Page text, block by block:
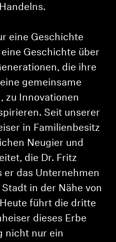
eine Geschichte
Geschichte über
die ihre
gemeinsame
zu Innovationen
Seit unserer
in Familienbesitz
Neugier und
die Dr. Fritz
er das Unternehmen
in der Nähe von
führt die dritte
dieses Erbe
nicht nur ein